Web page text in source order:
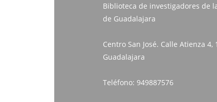
Biblioteca de investigadores de
de Guadalajara
Centro San José. Calle Atienza 4,
Guadalajara
Teléfono: 949887576